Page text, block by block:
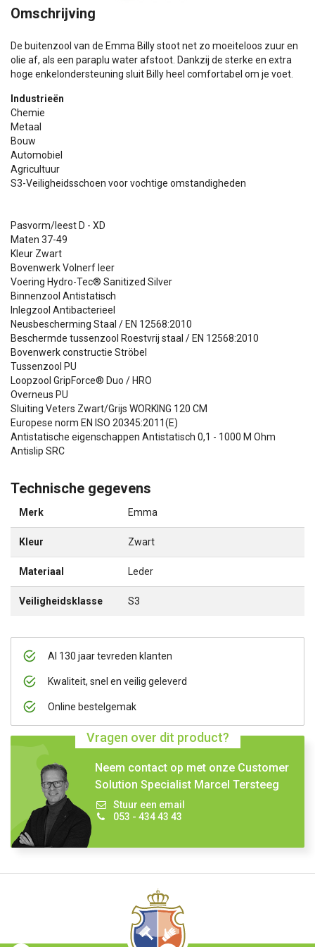
Al 130 jaar tevreden klanten
Kwaliteit, snel en veilig geleverd
Online bestelgemak
Vragen over dit product?
Neem contact op met onze Customer
Solution Specialist Marcel Tersteeg
Stuur een email
053 - 434 43 43
Omschrijving
De buitenzool van de Emma Billy stoot net zo moeiteloos zuur en
olie af, als een paraplu water afstoot. Dankzij de sterke en extra
hoge enkelondersteuning sluit Billy heel comfortabel om je voet.
Industrieën
Chemie
Metaal
Bouw
Automobiel
Agricultuur
S3-Veiligheidsschoen voor vochtige omstandigheden
Pasvorm/leest D - XD
Maten 37-49
Kleur Zwart
Bovenwerk Volnerf leer
Voering Hydro-Tec® Sanitized Silver
Binnenzool Antistatisch
Inlegzool Antibacterieel
Neusbescherming Staal / EN 12568:2010
Beschermde tussenzool Roestvrij staal / EN 12568:2010
Bovenwerk constructie Ströbel
Tussenzool PU
Loopzool GripForce® Duo / HRO
Overneus PU
Sluiting Veters Zwart/Grijs WORKING 120 CM
Europese norm EN ISO 20345:2011(E)
Antistatische eigenschappen Antistatisch 0,1 - 1000 M Ohm
Antislip SRC
Technische gegevens
Merk Emma
Kleur Zwart
Materiaal Leder
Veiligheidsklasse S3